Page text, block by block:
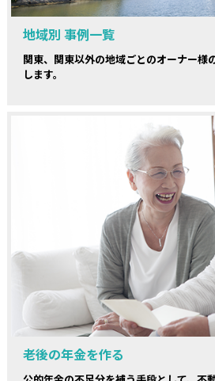
地域別 事例一覧
関東、関東以外の地域ごとのオーナー様
します。
老後の年金を作る